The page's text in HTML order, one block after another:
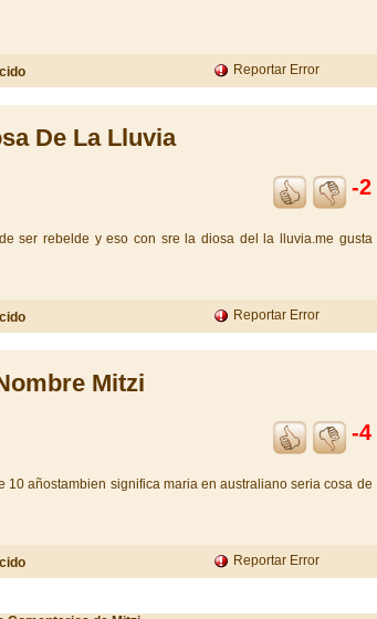
Reportar Error
De La Lluvia
-2
ser rebelde y eso con sre la diosa del la lluvia.me gusta
Reportar Error
Mitzi
-4
añostambien significa maria en australiano seria cosa de
Reportar Error